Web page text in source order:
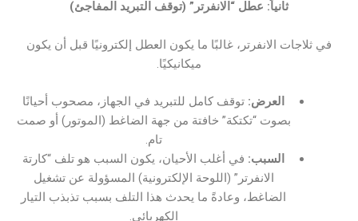
ثانياً: عطل “الانفرتر” (توقف التبريد المفاجئ)
في ثلاجات الانفرتر، غالبًا ما يكون العطل إلكترونيًا قبل أن يكون
ميكانيكيًا.
العرض: توقف كامل للتبريد في الجهاز، مصحوب أحيانًا
بصوت “تكتكة” خافتة من جهة الضاغط (الموتور) أو صمت
تام.
السبب: في أغلب الأحيان، يكون السبب هو تلف “كارتة
الانفرتر” (اللوحة الإلكترونية) المسؤولة عن تشغيل
الضاغط، وعادةً ما يحدث هذا التلف بسبب تذبذب التيار
الكهربائي.